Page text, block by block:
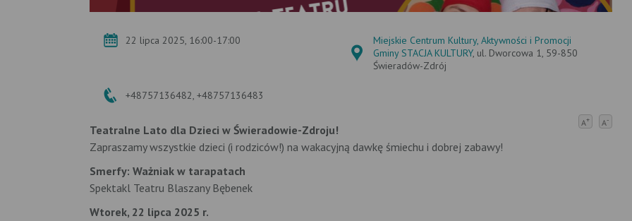
22 lipca 2025, 16:00-17:00
Miejskie Centrum Kultury, Aktywności i Promocji
Gminy STACJA KULTURY, ul. Dworcowa 1, 59-850
Świeradów-Zdrój
+48757136482, +48757136483
A+ A-
Teatralne Lato dla Dzieci w Świeradowie-Zdroju!
Zapraszamy wszystkie dzieci (i rodziców!) na wakacyjną dawkę śmiechu i dobrej zabawy!
Smerfy: Ważniak w tarapatach
Spektakl Teatru Blaszany Bębenek
Wtorek, 22 lipca 2025 r.